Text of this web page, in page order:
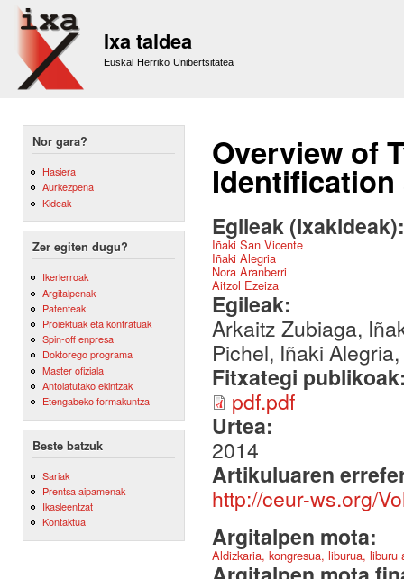
Ixa taldea
Euskal Herriko Unibertsitatea
Nor gara?
Hasiera
Aurkezpena
Kideak
Zer egiten dugu?
Ikerlerroak
Argitalpenak
Patenteak
Proiektuak eta kontratuak
Spin-off enpresa
Doktorego programa
Master ofiziala
Antolatutako ekintzak
Etengabeko formakuntza
Beste batzuk
Sariak
Prentsa aipamenak
Ikasleentzat
Kontaktua
Overview of
Identification
Egileak
Iñaki San Vicente
Iñaki Alegria
Nora Aranberri
Aitzol Ezeiza
Egileak:
Arkaitz Zubiaga,
Pichel, Iñaki
Fitxategi
pdf.pdf
Urtea:
2014
Artikuluaren
http://ceur-ws.org/
Argitalpen mota:
Aldizkaria, kongresua, liburua,